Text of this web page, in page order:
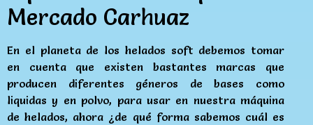
Mercado Carhuaz
En el planeta de los helados soft debemos tomar
en cuenta que existen bastantes marcas que
producen diferentes géneros de bases como
liquidas y en polvo, para usar en nuestra máquina
de helados, ahora ¿de qué forma sabemos cuál es